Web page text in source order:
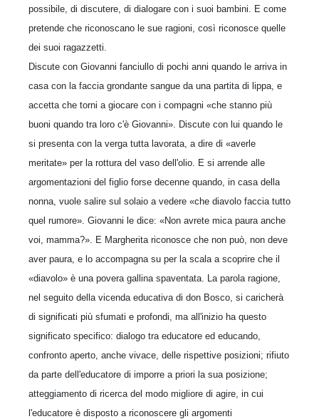
possibile, di discutere, di dialogare con i suoi bambini. E come
pre­tende che riconoscano le sue ragioni, così riconosce quelle
dei suoi ragazzetti.
Discute con Giovanni fanciullo di pochi anni quando le arriva in
casa con la faccia grondante sangue da una partita di lippa, e
accetta che torni a giocare con i com­pagni «che stanno più
buoni quando tra loro c'è Giovanni». Discute con lui quando le
si presenta con la verga tutta lavorata, a dire di «averle
meritate» per la rottura del vaso dell'olio. E si arrende alle
argomentazioni del figlio forse de­cenne quando, in casa della
nonna, vuole salire sul solaio a vedere «che diavolo faccia tutto
quel rumore». Giovanni le dice: «Non avrete mica paura anche
voi, mamma?». E Margherita riconosce che non può, non deve
aver paura, e lo accom­pagna su per la scala a scoprire che il
«diavolo» è una povera gallina spaventata. La parola ragione,
nel seguito della vicenda educativa di don Bosco, si caricherà
di significati più sfumati e profondi, ma all'inizio ha questo
significato specifico: dialogo tra educatore ed educando,
confronto aperto, anche vivace, delle rispettive posizioni; rifiuto
da parte dell'educatore di imporre a priori la sua posizione;
atteggiamento di ricerca del modo migliore di agire, in cui
l'educatore è disposto a riconoscere gli argomenti